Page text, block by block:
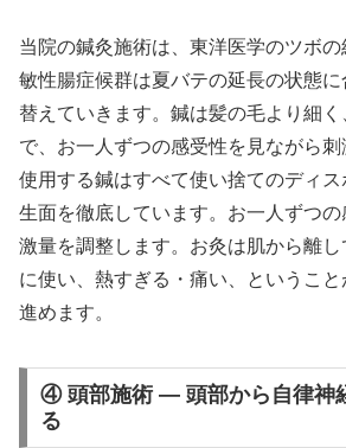
当院の鍼灸施術は、東洋医学のツボ
敏性腸症候群は夏バテの延長の状態
替えていきます。鍼は髪の毛より細
で、お一人ずつの感受性を見ながら刺
使用する鍼はすべて使い捨てのディ
生面を徹底しています。お一人ずつ
激量を調整します。お灸は肌から離
に使い、熱すぎる・痛い、というこ
進めます。
④ 頭部施術 — 頭部から自律神
る